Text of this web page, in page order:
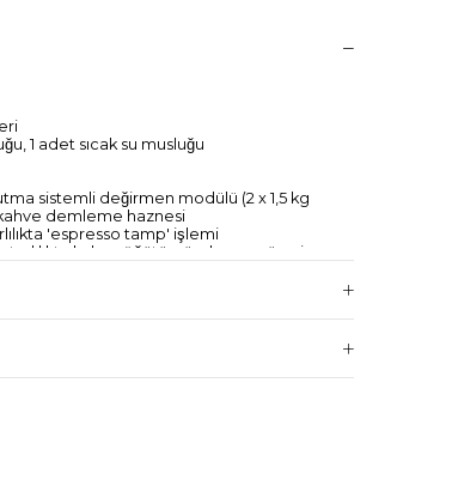
1 adet sıcak su musluğu
sistemli değirmen modülü (2 x 1,5 kg
demleme haznesi
'espresso tamp' işlemi
kahve öğütümü, akışı ve süresi
sıcak su(200 ml)
dokunmatik ekran - Yüksekliği ayarlanabilir